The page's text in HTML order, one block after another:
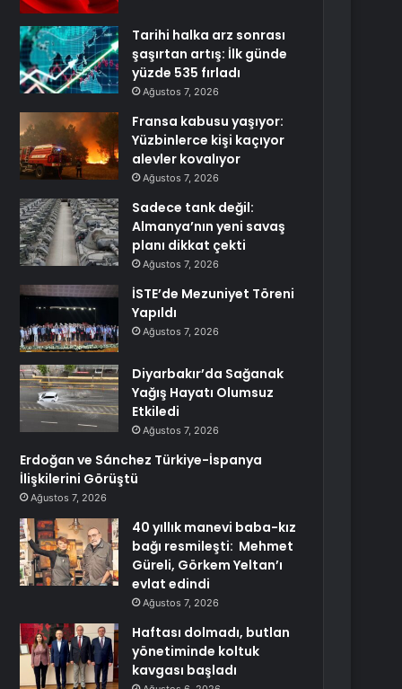
Tarihi halka arz sonrası
şaşırtan artış: İlk günde
yüzde 535 fırladı
Ağustos 7, 2026
Fransa kabusu yaşıyor:
Yüzbinlerce kişi kaçıyor
alevler kovalıyor
Ağustos 7, 2026
Sadece tank değil:
Almanya’nın yeni savaş
planı dikkat çekti
Ağustos 7, 2026
İSTE’de Mezuniyet Töreni
Yapıldı
Ağustos 7, 2026
Diyarbakır’da Sağanak
Yağış Hayatı Olumsuz
Etkiledi
Ağustos 7, 2026
Erdoğan ve Sánchez Türkiye-İspanya
İlişkilerini Görüştü
Ağustos 7, 2026
40 yıllık manevi baba-kız
bağı resmileşti: Mehmet
Güreli, Görkem Yeltan’ı
evlat edindi
Ağustos 7, 2026
Haftası dolmadı, butlan
yönetiminde koltuk
kavgası başladı